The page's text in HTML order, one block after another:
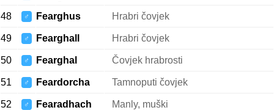
48 ♂ Fearghus Hrabri čovjek
49 ♂ Fearghall Hrabri čovjek
50 ♂ Fearghal Čovjek hrabrosti
51 ♂ Feardorcha Tamnoputi čovjek
52 ♂ Fearadhach Manly, muški